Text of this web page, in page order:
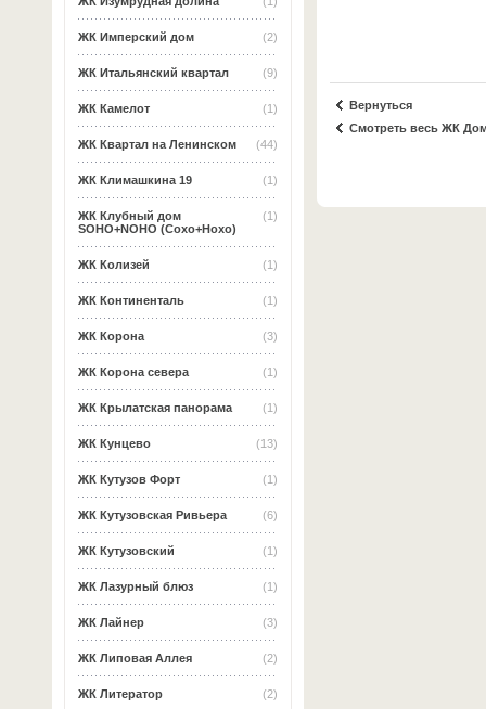
(2)
ЖК Имперский дом
(9)
ЖК Итальянский квартал
(1)
ЖК Камелот
(44)
ЖК Квартал на Ленинском
(1)
ЖК Климашкина 19
(1)
ЖК Клубный дом
SOHO+NOHO (Сохо+Нохо)
(1)
ЖК Колизей
(1)
ЖК Континенталь
(3)
ЖК Корона
(1)
ЖК Корона севера
(1)
ЖК Крылатская панорама
(13)
ЖК Кунцево
(1)
ЖК Кутузов Форт
(6)
ЖК Кутузовская Ривьера
(1)
ЖК Кутузовский
(1)
ЖК Лазурный блюз
(3)
ЖК Лайнер
(2)
ЖК Липовая Аллея
(2)
ЖК Литератор
Вернуться
Смотреть весь ЖК